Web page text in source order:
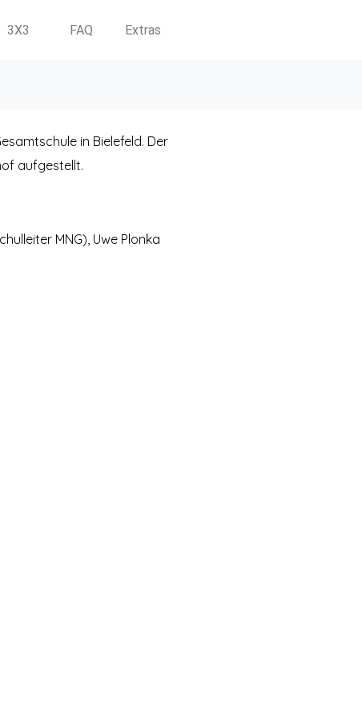
3X3 FAQ Extras
in Bielefeld. Der
aufgestellt.
MNG), Uwe Plonka